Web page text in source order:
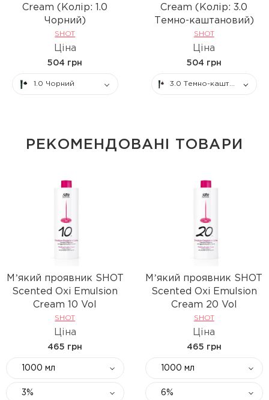
Cream (Колір: 1.0
Чорний)
SHOT
Ціна
504 грн
1.0 Чорний
Cream (Колір: 3.0
Темно-каштановий)
SHOT
Ціна
504 грн
РЕКОМЕНДОВАНІ ТОВАРИ
Мʼякий проявник SHOT
Scented Oxi Emulsion
Cream 10 Vol
SHOT
Ціна
465 грн
1000 мл
3%
Мʼякий проявник SHOT
Scented Oxi Emulsion
Cream 20 Vol
SHOT
Ціна
465 грн
1000 мл
6%